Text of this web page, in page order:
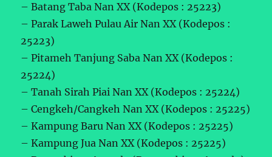
– Batang Taba Nan XX (Kodepos : 25223)
– Parak Laweh Pulau Air Nan XX (Kodepos :
25223)
– Pitameh Tanjung Saba Nan XX (Kodepos :
25224)
– Tanah Sirah Piai Nan XX (Kodepos : 25224)
– Cengkeh/Cangkeh Nan XX (Kodepos : 25225)
– Kampung Baru Nan XX (Kodepos : 25225)
– Kampung Jua Nan XX (Kodepos : 25225)